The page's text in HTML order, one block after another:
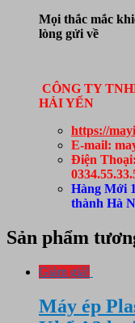
Mọi thắc mắc
lòng gửi về
CÔNG TY
HẢI YẾN
https://
E-mail:
Điện Thoại:
Hàng Mới
thành Hà
Sản phẩm
Giảm giá!
Máy ép